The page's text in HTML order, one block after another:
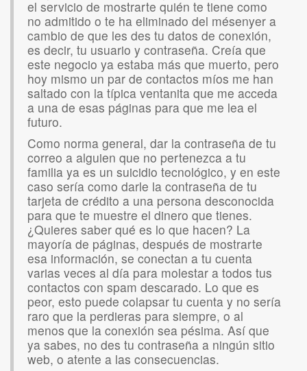
el servicio de mostrarte quién te tiene como
no admitido o te ha eliminado del mésenyer a
cambio de que les des tu datos de conexión,
es decir, tu usuario y contraseña. Creía que
este negocio ya estaba más que muerto, pero
hoy mismo un par de contactos míos me han
saltado con la típica ventanita que me acceda
a una de esas páginas para que me lea el
futuro.
Como norma general, dar la contraseña de tu
correo a alguien que no pertenezca a tu
familia ya es un suicidio tecnológico, y en este
caso sería como darle la contraseña de tu
tarjeta de crédito a una persona desconocida
para que te muestre el dinero que tienes.
¿Quieres saber qué es lo que hacen? La
mayoría de páginas, después de mostrarte
esa información, se conectan a tu cuenta
varias veces al día para molestar a todos tus
contactos con spam descarado. Lo que es
peor, esto puede colapsar tu cuenta y no sería
raro que la perdieras para siempre, o al
menos que la conexión sea pésima. Así que
ya sabes, no des tu contraseña a ningún sitio
web, o atente a las consecuencias.